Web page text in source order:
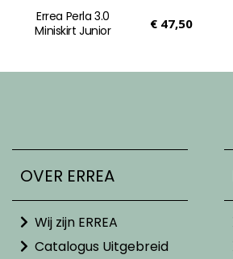
Errea Perla 3.0
Miniskirt Junior
€47,50
OVER ERREA
Wij zijn ERREA
Catalogus Uitgebreid